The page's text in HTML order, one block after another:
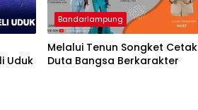
Uduk
Bandarlampung
Melalui Tenun Songket Cetak
Duta Bangsa Berkarakter